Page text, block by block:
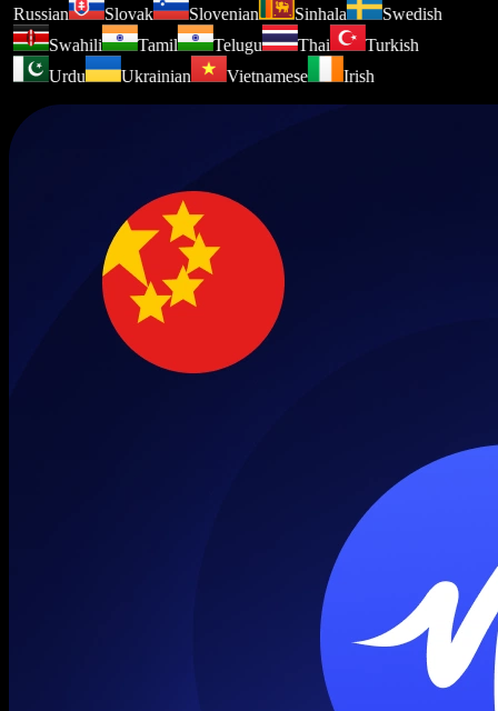
Russian
Slovak Slovenian Sinhala
Swedish
Swahili
Tamil Telugu Thai
Turkish
Urdu
Ukrainian Vietnamese Irish